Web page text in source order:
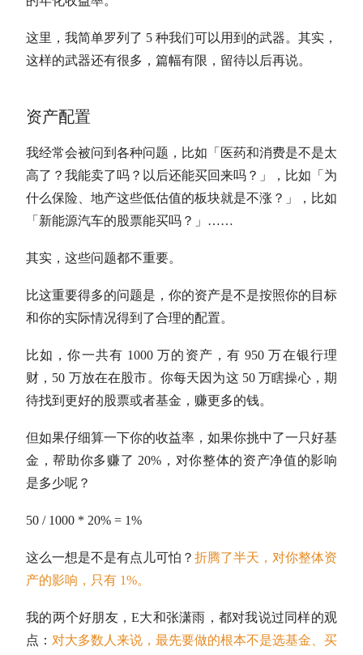
这里，我简单罗列了 5 种我们可以用到的武器。其实，
这样的武器还有很多，篇幅有限，留待以后再说。
资产配置
我经常会被问到各种问题，比如「医药和消费是不是太
高了？我能卖了吗？以后还能买回来吗？」，比如「为
什么保险、地产这些低估值的板块就是不涨？」，比如
「新能源汽车的股票能买吗？」……
其实，这些问题都不重要。
比这重要得多的问题是，你的资产是不是按照你的目标
和你的实际情况得到了合理的配置。
比如，你一共有 1000 万的资产，有 950 万在银行理
财，50 万放在在股市。你每天因为这 50 万瞎操心，期
待找到更好的股票或者基金，赚更多的钱。
但如果仔细算一下你的收益率，如果你挑中了一只好基
金，帮助你多赚了 20%，对你整体的资产净值的影响
是多少呢？
50 / 1000 * 20% = 1%
这么一想是不是有点儿可怕？ 折腾了半天，对你整体资
产的影响，只有 1%。
我的两个好朋友，E大和张潇雨，都对我说过同样的观
点： 对大多数人来说，最先要做的根本不是选基金、买